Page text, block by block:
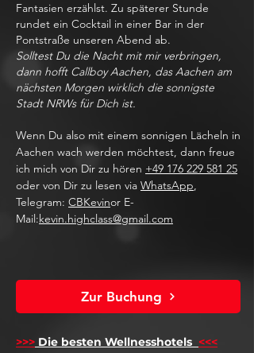
Fantasien erzählst. Zu späterer Stunde
rundet ein Cocktail in einer Bar in der
Pontstraße unseren Abend ab.
Solltest Du die Nacht mit mir verbringen,
dann hofft Callboy Aachen, das Aachen am
nächsten Morgen wirklich die sonnigste
Stadt NRWs für Dich ist.
Wenn Du also mit einem sonnigen Lächeln in
Aachen wach werden möchtest, dann freue
ich mich von Dir zu hören +49 176 229 581 25
oder von Dir zu lesen via WhatsApp,
Telegram: CBKevinor E-
Mail:kevin.highclass@gmail.com
Zur Buchung
>>> Die besten Wellnesshotels <<<